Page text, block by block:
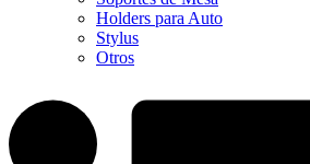
Holders para Auto
Stylus
Otros